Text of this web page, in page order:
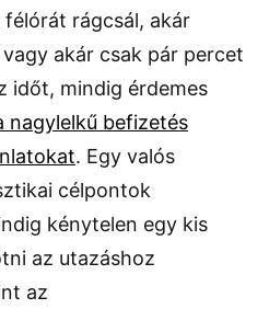
rágcsál, akár
akár csak pár percet
időt, mindig érdemes
nagylelkű befizetés
. Egy valós
célpontok
kénytelen egy kis
az utazáshoz
az